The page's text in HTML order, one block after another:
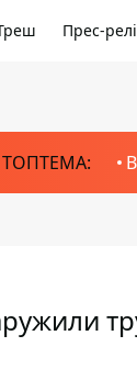
Прес-
ТОПТЕМА: